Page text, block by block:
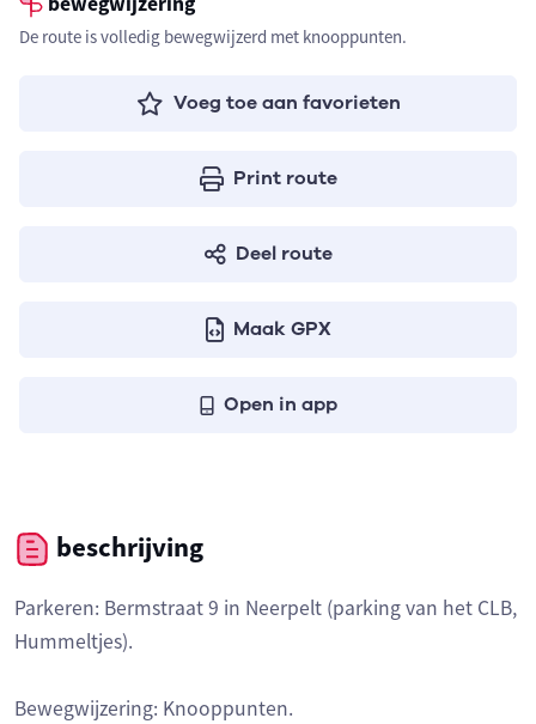
De route is volledig bewegwijzerd met knooppunten.
Voeg toe aan favorieten
Print route
Deel route
Maak GPX
Open in app
beschrijving
Parkeren: Bermstraat 9 in Neerpelt (parking van het CLB,
Hummeltjes).
Bewegwijzering: Knooppunten.